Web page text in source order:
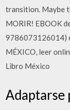
transition. Maybe
MORIR! EBOOK
9786073126014)
MÉXICO, leer
Libro México
Adaptarse